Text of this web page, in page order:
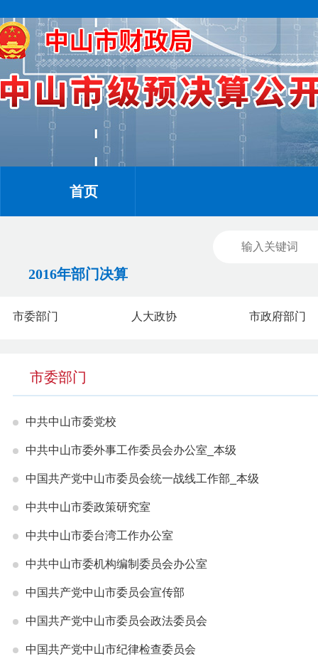
首页
2016年部门决算
市委部门 人大政协 市政府部门
市委部门
中共中山市委党校
中共中山市委外事工作委员会办公室_本级
中国共产党中山市委员会统一战线工作部_本级
中共中山市委政策研究室
中共中山市委台湾工作办公室
中共中山市委机构编制委员会办公室
中国共产党中山市委员会宣传部
中国共产党中山市委员会政法委员会
中国共产党中山市纪律检查委员会